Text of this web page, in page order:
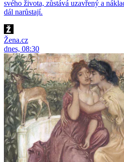
svého života, zůstává uzavřený a
dál narůstají.
Žena.cz
dnes, 08:30